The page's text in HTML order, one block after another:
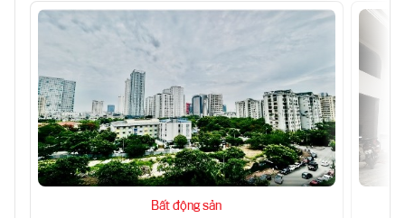
Bất động sản